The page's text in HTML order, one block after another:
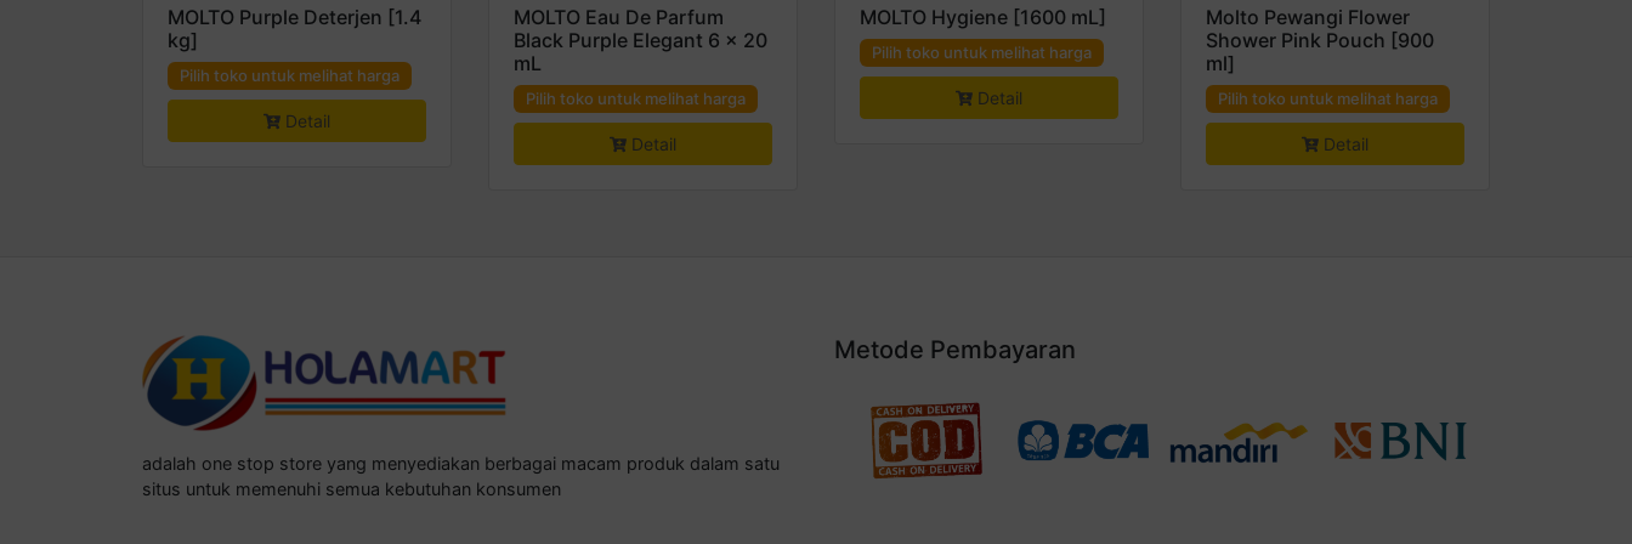
MOLTO Purple Deterjen [1.4
kg]
Pilih toko untuk melihat harga
Detail
MOLTO Eau De Parfum
Black Purple Elegant 6 x 20
mL
Pilih toko untuk melihat harga
Detail
MOLTO Hygiene [1600 mL]
Pilih toko untuk melihat harga
Detail
Molto Pewangi Flower
Shower Pink Pouch [900
ml]
Pilih toko untuk melihat harga
Detail
adalah one stop store yang menyediakan berbagai macam produk dalam satu
situs untuk memenuhi semua kebutuhan konsumen
Metode Pembayaran